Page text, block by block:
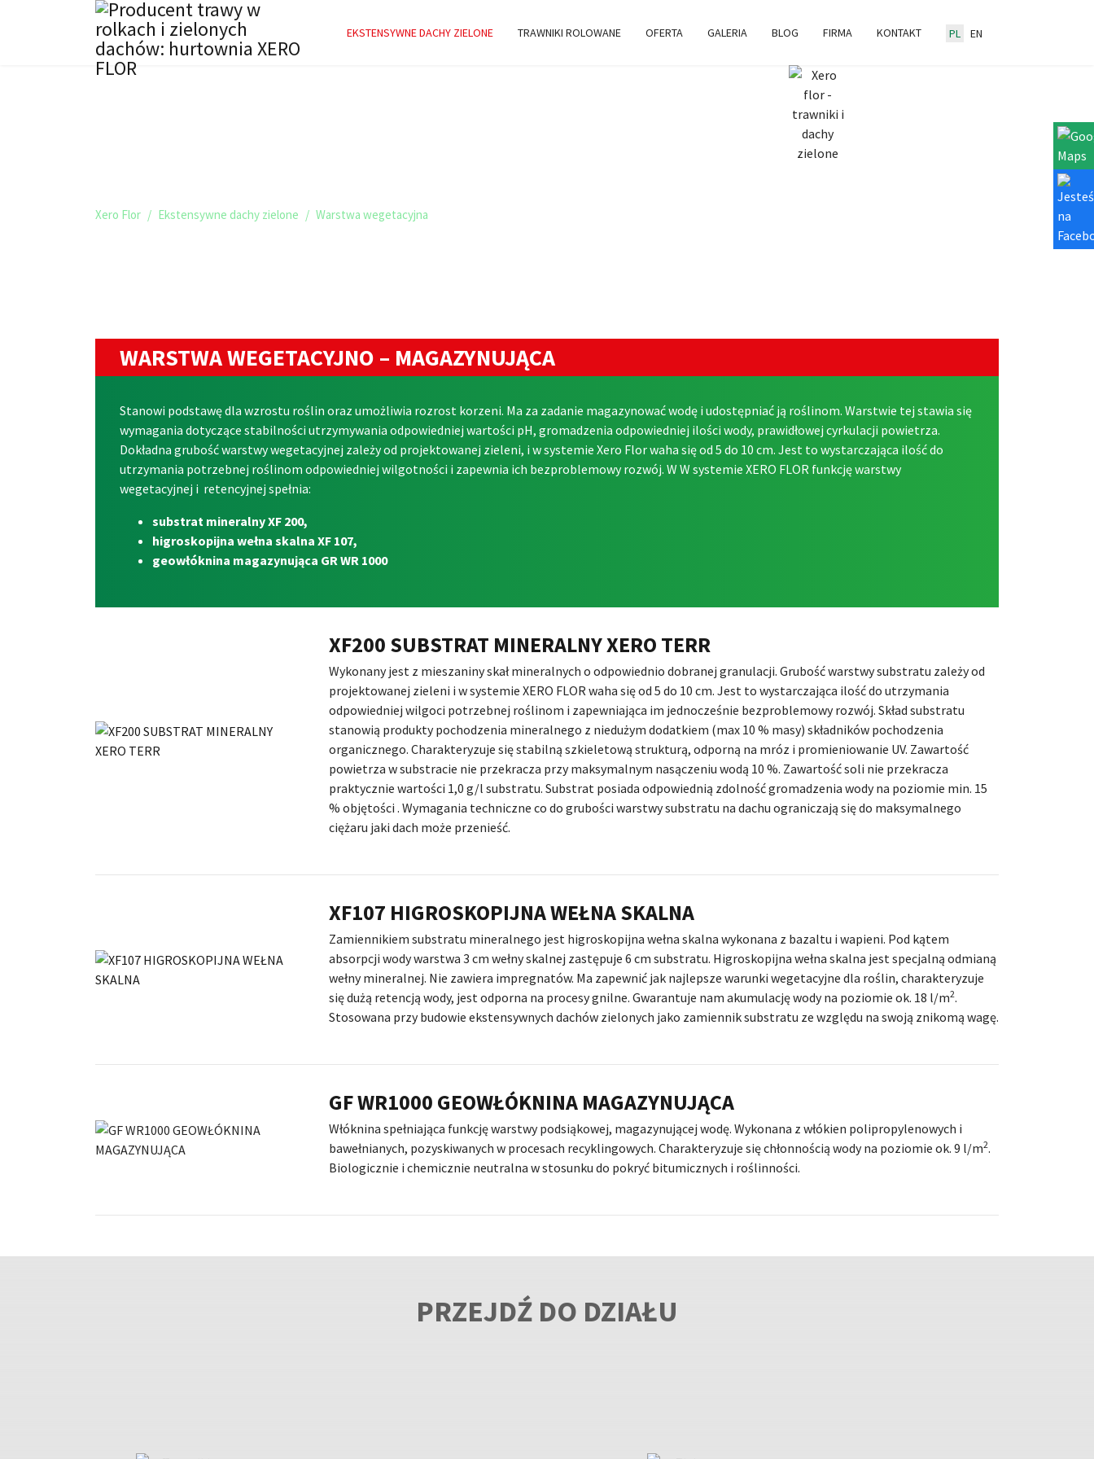
EKSTENSYWNE DACHY ZIELONE TRAWNIKI ROLOWANE OFERTA GALERIA BLOG FIRMA KONTAKT PL EN
Xero Flor Ekstensywne dachy zielone Warstwa wegetacyjna
WARSTWA WEGETACYJNO – MAGAZYNUJĄCA
Stanowi podstawę dla wzrostu roślin oraz umożliwia rozrost korzeni. Ma za zadanie magazynować wodę i udostępniać ją roślinom. Warstwie tej stawia się
wymagania dotyczące stabilności utrzymywania odpowiedniej wartości pH, gromadzenia odpowiedniej ilości wody, prawidłowej cyrkulacji powietrza.
Dokładna grubość warstwy wegetacyjnej zależy od projektowanej zieleni, i w systemie Xero Flor waha się od 5 do 10 cm. Jest to wystarczająca ilość do
utrzymania potrzebnej roślinom odpowiedniej wilgotności i zapewnia ich bezproblemowy rozwój. W W systemie XERO FLOR funkcję warstwy
wegetacyjnej i retencyjnej spełnia:
substrat mineralny XF 200,
higroskopijna wełna skalna XF 107,
geowłóknina magazynująca GR WR 1000
XF200 SUBSTRAT MINERALNY XERO TERR
Wykonany jest z mieszaniny skał mineralnych o odpowiednio dobranej granulacji. Grubość warstwy substratu zależy od
projektowanej zieleni i w systemie XERO FLOR waha się od 5 do 10 cm. Jest to wystarczająca ilość do utrzymania
odpowiedniej wilgoci potrzebnej roślinom i zapewniająca im jednocześnie bezproblemowy rozwój. Skład substratu
stanowią produkty pochodzenia mineralnego z niedużym dodatkiem (max 10 % masy) składników pochodzenia
organicznego. Charakteryzuje się stabilną szkieletową strukturą, odporną na mróz i promieniowanie UV. Zawartość
powietrza w substracie nie przekracza przy maksymalnym nasączeniu wodą 10 %. Zawartość soli nie przekracza
praktycznie wartości 1,0 g/l substratu. Substrat posiada odpowiednią zdolność gromadzenia wody na poziomie min. 15
% objętości . Wymagania techniczne co do grubości warstwy substratu na dachu ograniczają się do maksymalnego
ciężaru jaki dach może przenieść.
XF107 HIGROSKOPIJNA WEŁNA SKALNA
Zamiennikiem substratu mineralnego jest higroskopijna wełna skalna wykonana z bazaltu i wapieni. Pod kątem
absorpcji wody warstwa 3 cm wełny skalnej zastępuje 6 cm substratu. Higroskopijna wełna skalna jest specjalną odmianą
wełny mineralnej. Nie zawiera impregnatów. Ma zapewnić jak najlepsze warunki wegetacyjne dla roślin, charakteryzuje
się dużą retencją wody, jest odporna na procesy gnilne. Gwarantuje nam akumulację wody na poziomie ok. 18 l/m2.
Stosowana przy budowie ekstensywnych dachów zielonych jako zamiennik substratu ze względu na swoją znikomą wagę.
GF WR1000 GEOWŁÓKNINA MAGAZYNUJĄCA
Włóknina spełniająca funkcję warstwy podsiąkowej, magazynującej wodę. Wykonana z włókien polipropylenowych i
bawełnianych, pozyskiwanych w procesach recyklingowych. Charakteryzuje się chłonnością wody na poziomie ok. 9 l/m2.
Biologicznie i chemicznie neutralna w stosunku do pokryć bitumicznych i roślinności.
PRZEJDŹ DO DZIAŁU